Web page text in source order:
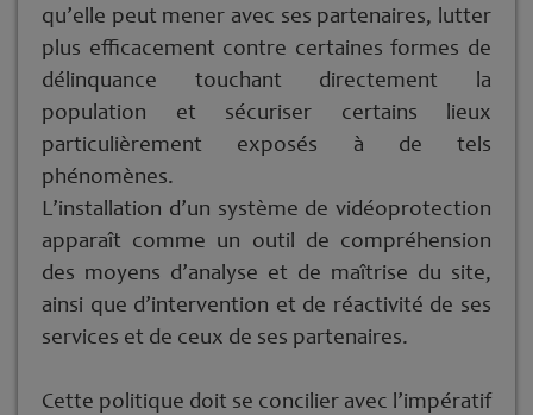
qu’elle peut mener avec ses partenaires, lutter
plus efficacement contre certaines formes de
délinquance touchant directement la
population et sécuriser certains lieux
particulièrement exposés à de tels
phénomènes.
L’installation d’un système de vidéoprotection
apparaît comme un outil de compréhension
des moyens d’analyse et de maîtrise du site,
ainsi que d’intervention et de réactivité de ses
services et de ceux de ses partenaires.
Cette politique doit se concilier avec l’impératif